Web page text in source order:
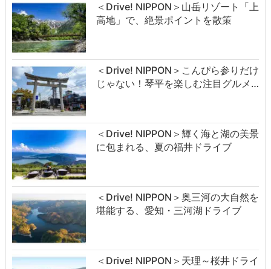
＜Drive! NIPPON＞山岳リゾート「上
高地」で、絶景ポイントを散策
＜Drive! NIPPON＞こんぴら参りだけ
じゃない！琴平を楽しむ注目グルメ…
＜Drive! NIPPON＞輝く海と湖の美景
に包まれる、夏の福井ドライブ
＜Drive! NIPPON＞奥三河の大自然を
堪能する、愛知・三河湖ドライブ
＜Drive! NIPPON＞天理～桜井ドライ